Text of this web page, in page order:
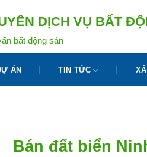
DỊCH VỤ BẤT
bất động sản
ÁN TIN TỨC
Bán đất biển